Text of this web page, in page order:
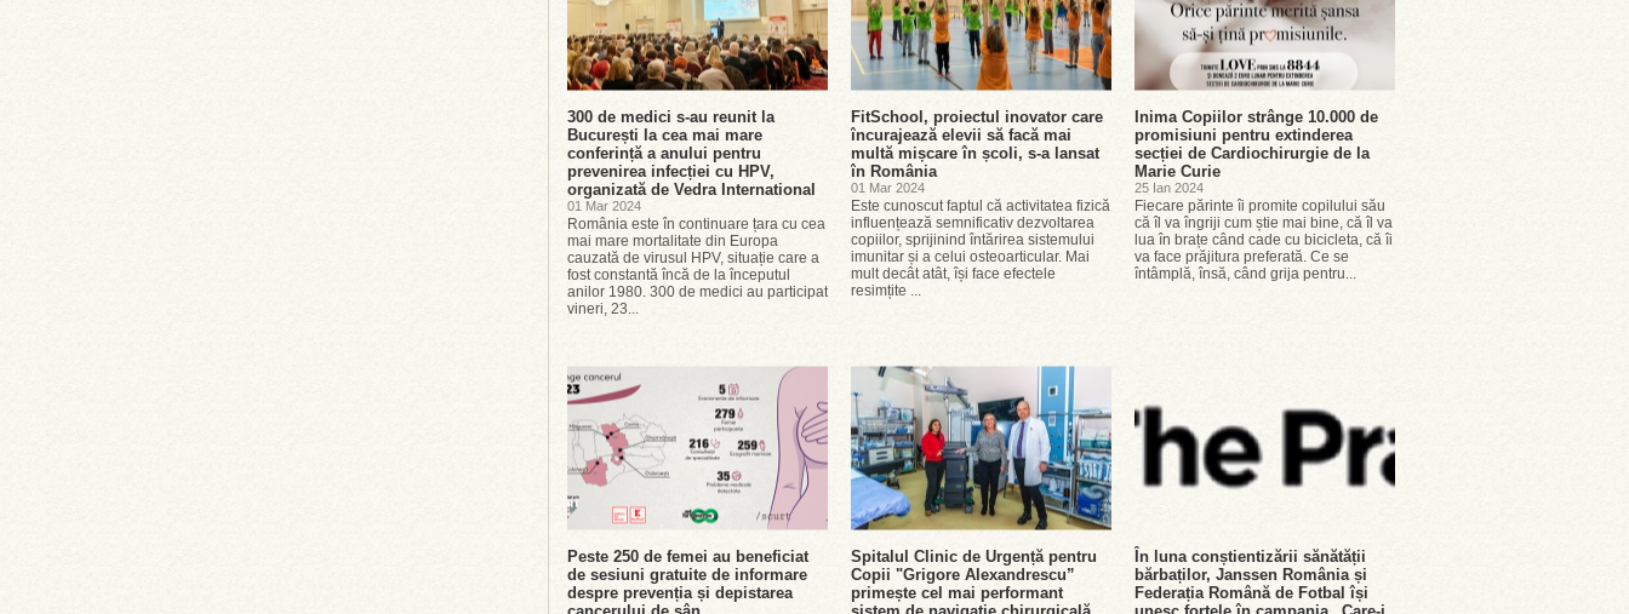
300 de medici s-au reunit la
București la cea mai mare
conferință a anului pentru
prevenirea infecției cu HPV,
organizată de Vedra International
01 Mar 2024
România este în continuare țara cu cea
mai mare mortalitate din Europa
cauzată de virusul HPV, situație care a
fost constantă încă de la începutul
anilor 1980. 300 de medici au participat
vineri, 23...
FitSchool, proiectul inovator care
încurajează elevii să facă mai
multă mișcare în școli, s-a lansat
în România
01 Mar 2024
Este cunoscut faptul că activitatea fizică
influențează semnificativ dezvoltarea
copiilor, sprijinind întărirea sistemului
imunitar și a celui osteoarticular. Mai
mult decât atât, își face efectele
resimțite ...
Inima Copiilor strânge 10.000 de
promisiuni pentru extinderea
secției de Cardiochirurgie de la
Marie Curie
25 Ian 2024
Fiecare părinte îi promite copilului său
că îl va îngriji cum știe mai bine, că îl va
lua în brațe când cade cu bicicleta, că îi
va face prăjitura preferată. Ce se
întâmplă, însă, când grija pentru...
Peste 250 de femei au beneficiat
de sesiuni gratuite de informare
despre prevenția și depistarea
Spitalul Clinic de Urgență pentru
Copii "Grigore Alexandrescu”
primește cel mai performant
În luna conștientizării sănătății
bărbaților, Janssen România și
Federația Română de Fotbal își